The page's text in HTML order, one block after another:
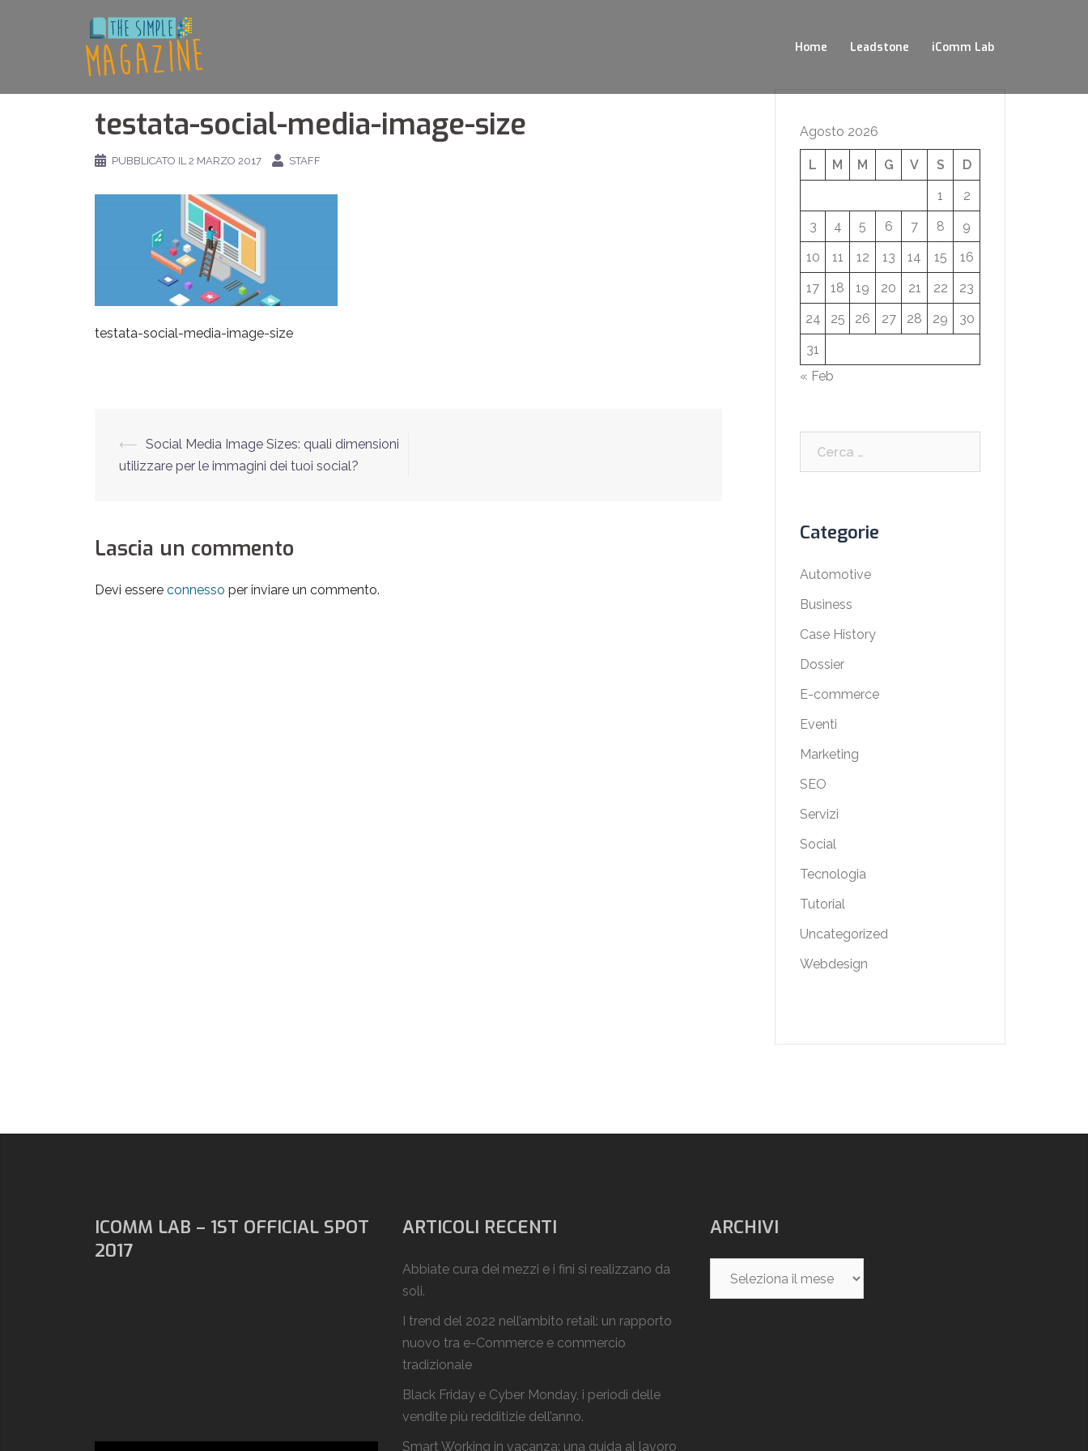
Home Leadstone iComm Lab
testata-social-media-image-size
PUBBLICATO IL2 MARZO 2017 STAFF
testata-social-media-image-size
Navigazione
articolo
⟵ Social Media Image Sizes: quali dimensioni
utilizzare per le immagini dei tuoi social?
Lascia un commento
Devi essere connesso per inviare un commento.
Agosto 2026
L M M G V S
D
1
2
3
4 5 6 7 8
9
10
11 12 13 14 15
16
17
18 19 20 21 22
23
24
25 26 27 28 29
30
31
« Feb
Categorie
Automotive
Business
Case History
Dossier
E-commerce
Eventi
Marketing
SEO
Servizi
Social
Tecnologia
Tutorial
Uncategorized
Webdesign
ICOMM LAB – 1ST OFFICIAL SPOT
2017
ARTICOLI RECENTI
Abbiate cura dei mezzi e i fini si realizzano da
soli.
I trend del 2022 nell’ambito retail: un rapporto
nuovo tra e-Commerce e commercio
tradizionale
Black Friday e Cyber Monday, i periodi delle
vendite più redditizie dell’anno.
Smart Working in vacanza: una guida al lavoro
ARCHIVI